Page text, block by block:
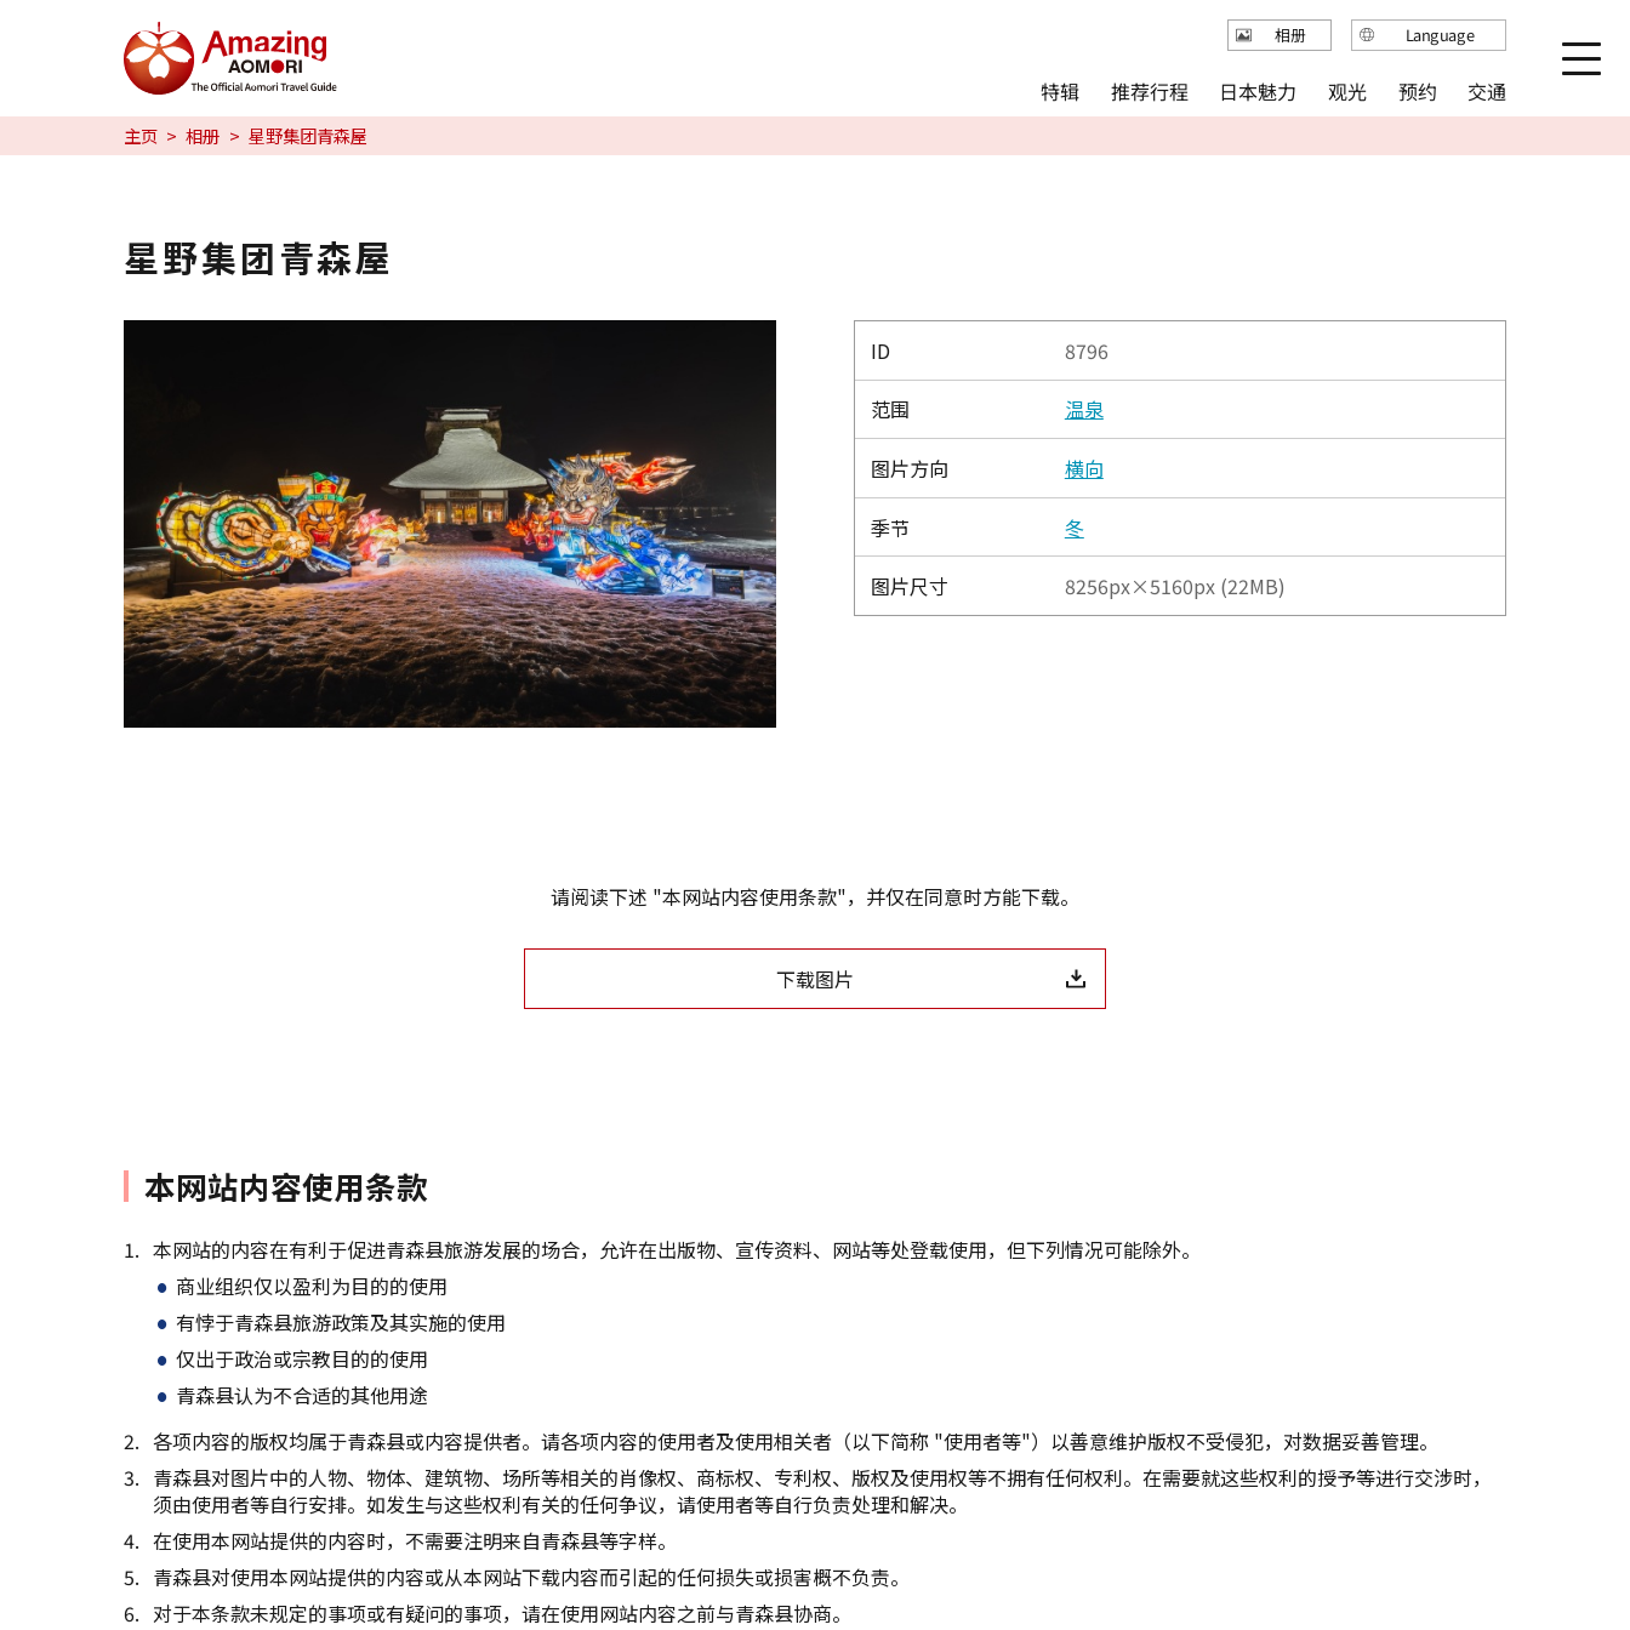
特辑
推荐行程
日本魅力
观光
简体中文
主页 相册 星野集团青森屋
星野集团青森屋
ID 8796
范围 温泉
图片方向 横向
季节 冬
图片尺寸 8256px×5160px (22MB)
请阅读下述 "本网站内容使用条款"，并仅在同意时方能下载。
下载图片
本网站内容使用条款
本网站的内容在有利于促进青森县旅游发展的场合，允许在出版物、宣传资料、网站等处登载使用，但下列情况可能除外。
商业组织仅以盈利为目的的使用
有悖于青森县旅游政策及其实施的使用
仅出于政治或宗教目的的使用
青森县认为不合适的其他用途
各项内容的版权均属于青森县或内容提供者。请各项内容的使用者及使用相关者（以下简称 "使用者等"）以善意维护版权不受侵犯，对数据妥善管理。
青森县对图片中的人物、物体、建筑物、场所等相关的肖像权、商标权、专利权、版权及使用权等不拥有任何权利。在需要就这些权利的授予等进行交涉时，
须由使用者等自行安排。如发生与这些权利有关的任何争议，请使用者等自行负责处理和解决。
在使用本网站提供的内容时，不需要注明来自青森县等字样。
青森县对使用本网站提供的内容或从本网站下载内容而引起的任何损失或损害概不负责。
对于本条款未规定的事项或有疑问的事项，请在使用网站内容之前与青森县协商。
特辑 推荐行程 日本魅力 观光 预约 交通
相册 Language
English
简体中文